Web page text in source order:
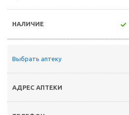
Выбрать аптеку